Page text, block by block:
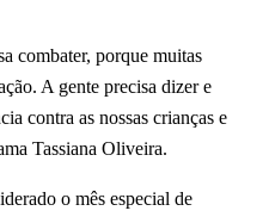
combater, porque muitas
A gente precisa dizer e
contra as nossas crianças e
Tassiana Oliveira.
o mês especial de